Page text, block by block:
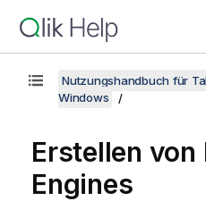
Nutzungshandbuch für
Windows
Erstellen von
Engines